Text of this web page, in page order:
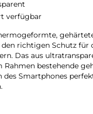
verfügbar
richtigen Schutz für
Das aus
bestehende
des Smartphones